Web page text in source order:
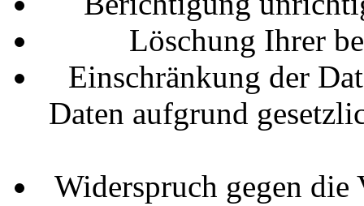
Löschung Ihrer
Einschränkung der
Daten aufgrund
Widerspruch gegen die